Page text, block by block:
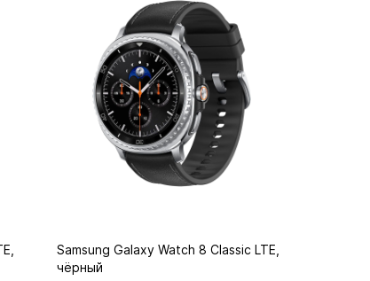
Samsung Galaxy Watch 8 Classic LTE,
чёрный